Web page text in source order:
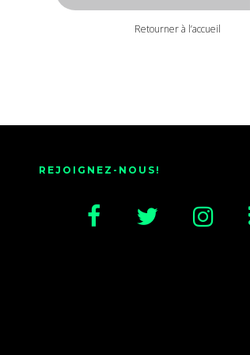
Retourner à l’accueil
REJOIGNEZ-NOUS!